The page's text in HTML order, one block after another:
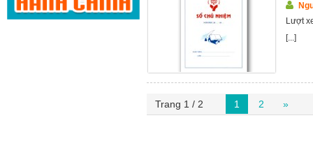
Lượt
[...]
Trang 1 / 2 1 2 »